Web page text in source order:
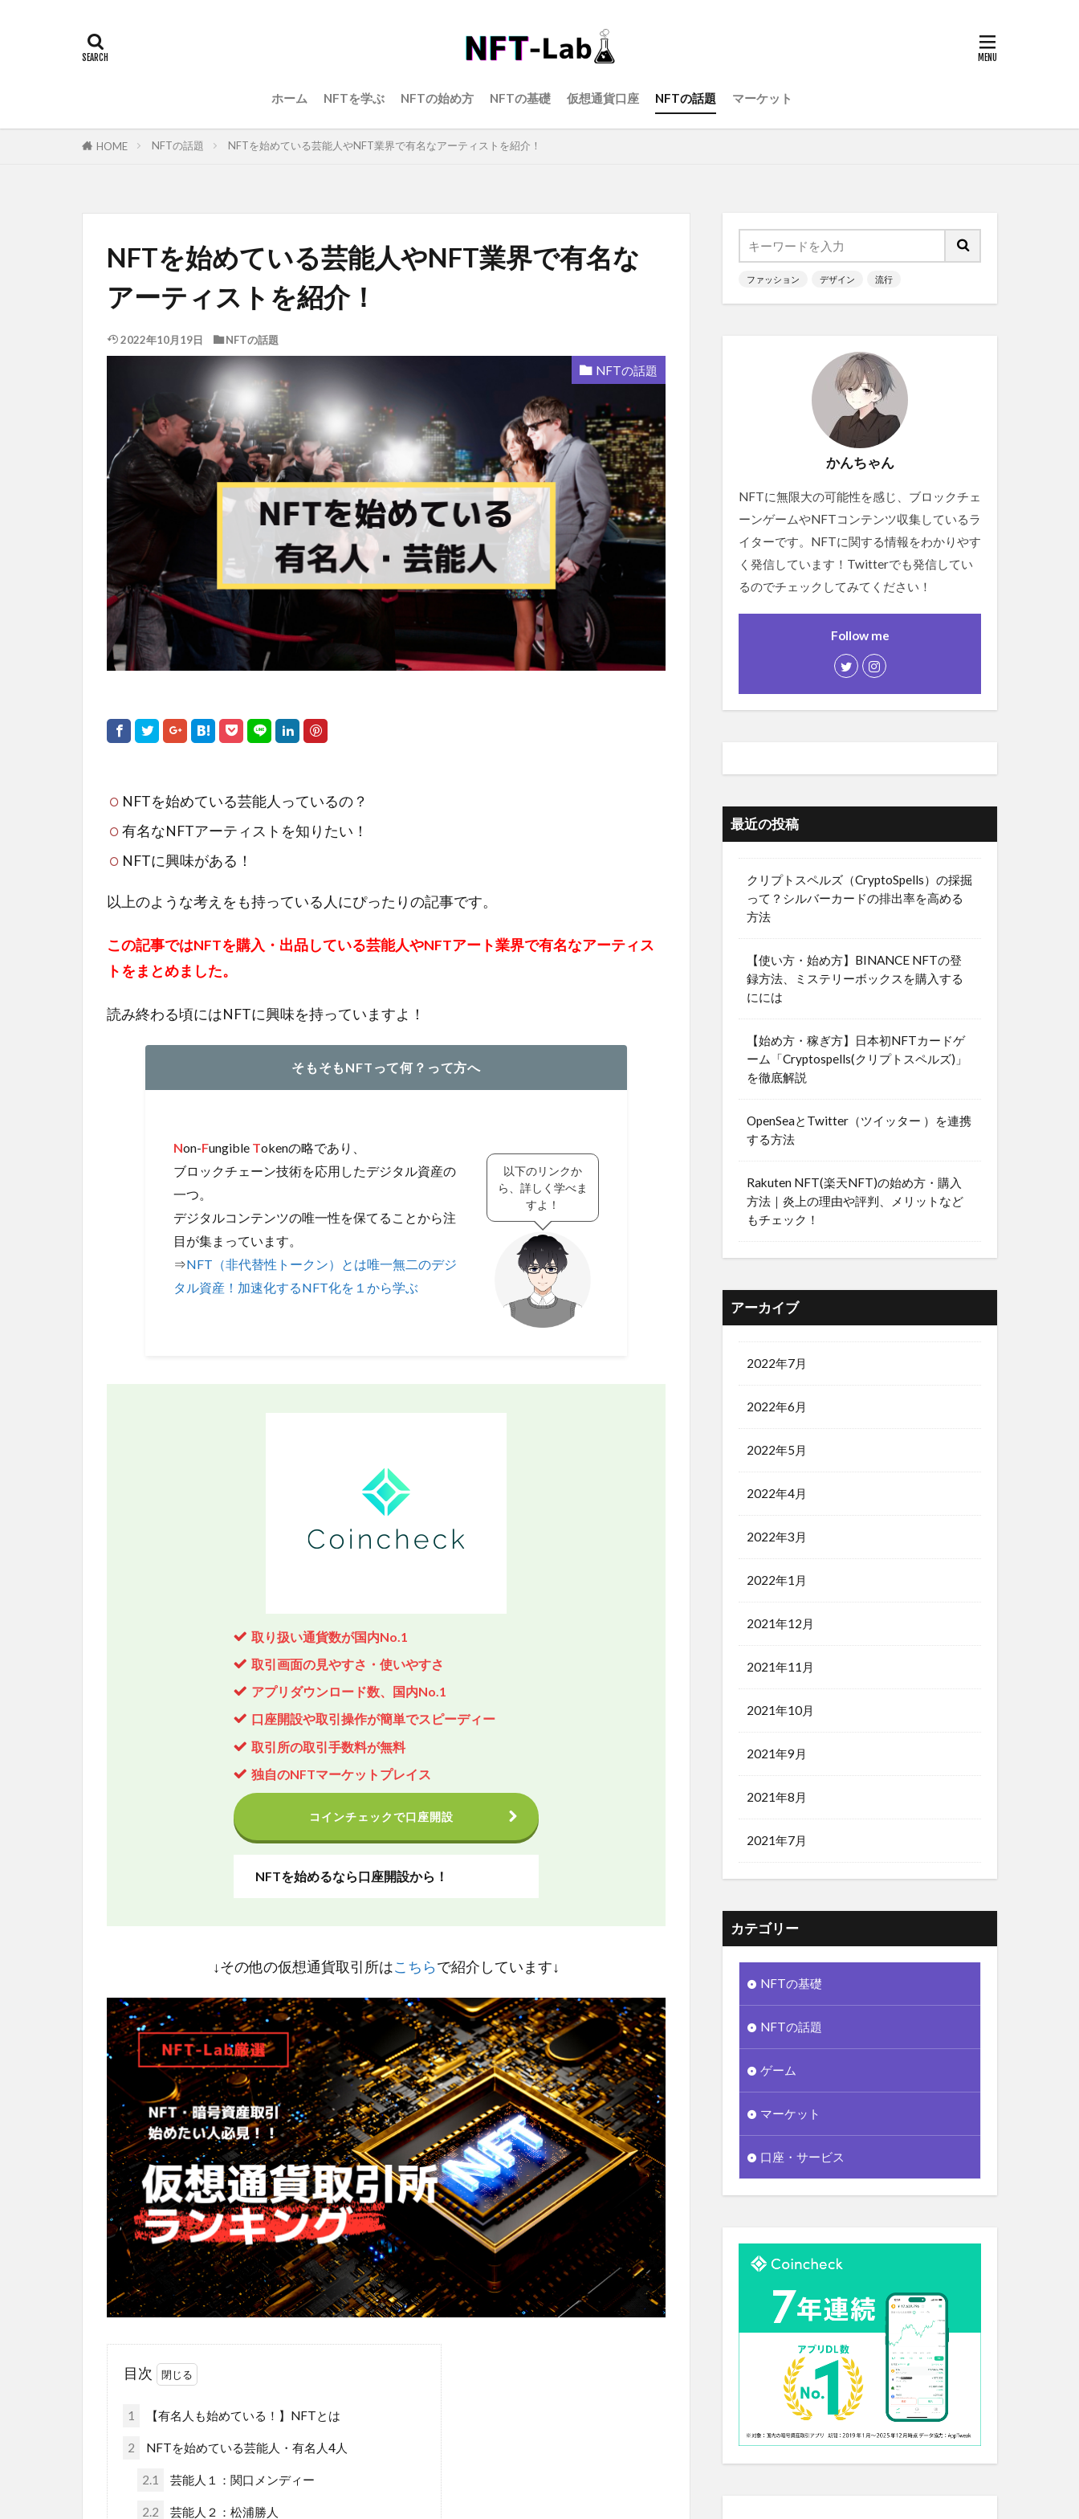
ホーム NFTを学ぶ NFTの始め方 NFTの基礎 仮想通貨口座 NFTの話題 マーケット
HOME NFTの話題 NFTを始めている芸能人やNFT業界で有名なアーティストを紹介！
NFTを始めている芸能人やNFT業界で有名な
アーティストを紹介！
2022年10月19日 NFTの話題
NFTの話題
NFTを始めている芸能人っているの？
有名なNFTアーティストを知りたい！
NFTに興味がある！
以上のような考えをも持っている人にぴったりの記事です。
この記事ではNFTを購入・出品している芸能人やNFTアート業界で有名なアーティス
トをまとめました。
読み終わる頃にはNFTに興味を持っていますよ！
そもそもNFTって何？って方へ
Non-Fungible Tokenの略であり、
ブロックチェーン技術を応用したデジタル資産の
一つ。
デジタルコンテンツの唯一性を保てることから注
目が集まっています。
⇒NFT（非代替性トークン）とは唯一無二のデジ
タル資産！加速化するNFT化を１から学ぶ
以下のリンクか
ら、詳しく学べま
すよ！
取り扱い通貨数が国内No.1
取引画面の見やすさ・使いやすさ
アプリダウンロード数、国内No.1
口座開設や取引操作が簡単でスピーディー
取引所の取引手数料が無料
独自のNFTマーケットプレイス
コインチェックで口座開設
NFTを始めるなら口座開設から！
↓その他の仮想通貨取引所はこちらで紹介しています↓
目次
1 【有名人も始めている！】NFTとは
2 NFTを始めている芸能人・有名人4人
2.1 芸能人１：関口メンディー
2.2 芸能人２：松浦勝人
ファッション デザイン 流行
かんちゃん
NFTに無限大の可能性を感じ、ブロックチェ
ーンゲームやNFTコンテンツ収集しているラ
イターです。NFTに関する情報をわかりやす
く発信しています！Twitterでも発信してい
るのでチェックしてみてください！
Follow me
最近の投稿
クリプトスペルズ（CryptoSpells）の採掘
って？シルバーカードの排出率を高める
方法
【使い方・始め方】BINANCE NFTの登
録方法、ミステリーボックスを購入する
にには
【始め方・稼ぎ方】日本初NFTカードゲ
ーム「Cryptospells(クリプトスペルズ)」
を徹底解説
OpenSeaとTwitter（ツイッター ）を連携
する方法
Rakuten NFT(楽天NFT)の始め方・購入
方法｜炎上の理由や評判、メリットなど
もチェック！
アーカイブ
2022年7月
2022年6月
2022年5月
2022年4月
2022年3月
2022年1月
2021年12月
2021年11月
2021年10月
2021年9月
2021年8月
2021年7月
カテゴリー
NFTの基礎
NFTの話題
ゲーム
マーケット
口座・サービス